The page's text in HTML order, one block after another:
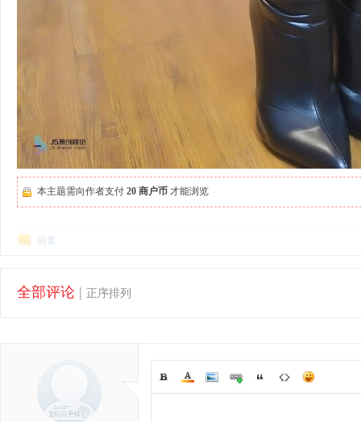
本主题需向作者支付 20 商户币 才能浏览
回复
全部评论 | 正序排列